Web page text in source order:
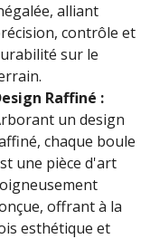
alliant
contrôle et
sur le
Raffiné :
un design
chaque boule
une pièce d'art
offrant à la
esthétique et